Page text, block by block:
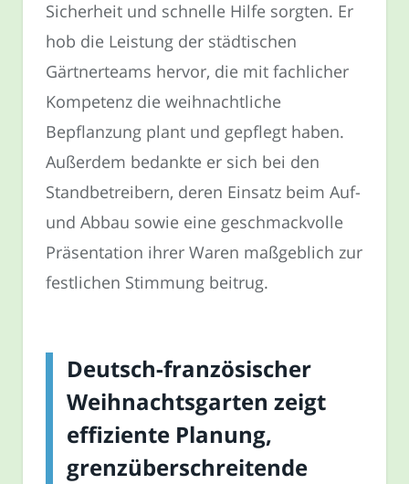
Sicherheit und schnelle Hilfe sorgten. Er
hob die Leistung der städtischen
Gärtnerteams hervor, die mit fachlicher
Kompetenz die weihnachtliche
Bepflanzung plant und gepflegt haben.
Außerdem bedankte er sich bei den
Standbetreibern, deren Einsatz beim Auf-
und Abbau sowie eine geschmackvolle
Präsentation ihrer Waren maßgeblich zur
festlichen Stimmung beitrug.
Deutsch-französischer
Weihnachtsgarten zeigt
effiziente Planung,
grenzüberschreitende